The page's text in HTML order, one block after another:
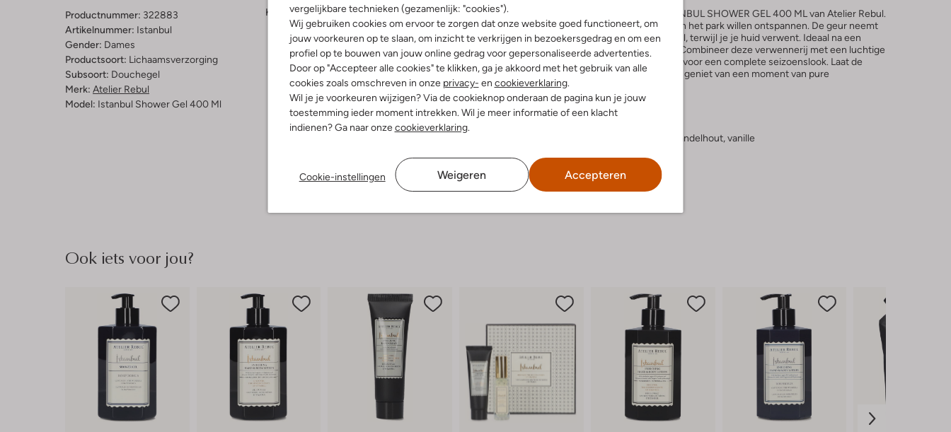
vergelijkbare technieken (gezamenlijk: "cookies").
Wij gebruiken cookies om ervoor te zorgen dat onze website goed functioneert, om
jouw voorkeuren op te slaan, om inzicht te verkrijgen in bezoekersgedrag en om een
profiel op te bouwen van jouw online gedrag voor gepersonaliseerde advertenties.
Door op "Accepteer alle cookies" te klikken, ga je akkoord met het gebruik van alle
cookies zoals omschreven in onze privacy- en cookieverklaring.
Wil je je voorkeuren wijzigen? Via de cookieknop onderaan de pagina kun je jouw
toestemming ieder moment intrekken. Wil je meer informatie of een klacht
indienen? Ga naar onzecookieverklaring.
Cookie-instellingen Weigeren Accepteren
Productnummer: 322883
Artikelnummer: Istanbul
Gender: Dames
Productsoort: Lichaamsverzorging
Subsoort: Douchegel
Merk: Atelier Rebul
Model: Istanbul Shower Gel 400 Ml
Kleur:Kleur N.v.t.
Ervaar de verfrissende sensatie van de ISTANBUL SHOWER GEL 400 ML van Atelier Rebul.
Perfect voor dames die na een zonnige dag in het park willen ontspannen. De geur neemt
je mee naar de levendige straten van Istanbul, terwijl je je huid verwent. Ideaal na een
dagje strand of een picknick in de lentezon. Combineer deze verwennerij met een luchtige
zomerjurk of een comfortabele linnen broek voor een complete seizoenslook. Laat de
douchegel je dagelijkse routine opfrissen en geniet van een moment van pure
verwennerij.
Geurnoten: bergamot, jasmijn, kruidnagel, sandelhout, vanille
Ook iets voor jou?